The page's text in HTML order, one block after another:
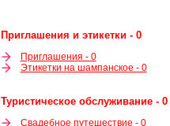
Приглашения и этикетки - 0
Приглашения - 0
Этикетки на шампанское - 0
Туристическое обслуживание - 0
Свадебное путешествие - 0